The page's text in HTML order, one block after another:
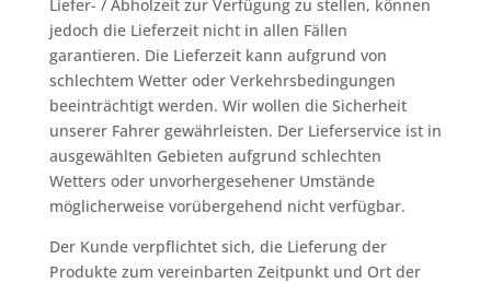
Liefer- / Abholzeit zur Verfügung zu stellen, können
jedoch die Lieferzeit nicht in allen Fällen
garantieren. Die Lieferzeit kann aufgrund von
schlechtem Wetter oder Verkehrsbedingungen
beeinträchtigt werden. Wir wollen die Sicherheit
unserer Fahrer gewährleisten. Der Lieferservice ist in
ausgewählten Gebieten aufgrund schlechten
Wetters oder unvorhergesehener Umstände
möglicherweise vorübergehend nicht verfügbar.
Der Kunde verpflichtet sich, die Lieferung der
Produkte zum vereinbarten Zeitpunkt und Ort der